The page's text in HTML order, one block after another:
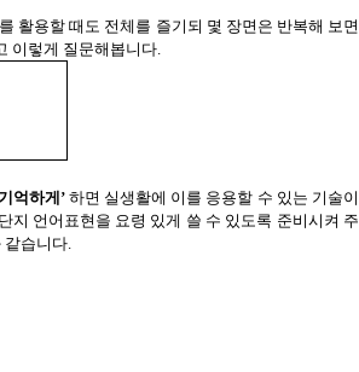
활용할 때도 전체를 즐기되 몇 장면은 반복해 보면
이렇게 질문해봅니다.
억하게’하면 실생활에 이를 응용할 수 있는 기술이
지 언어표현을 요령 있게 쓸 수 있도록 준비시켜 주
같습니다.